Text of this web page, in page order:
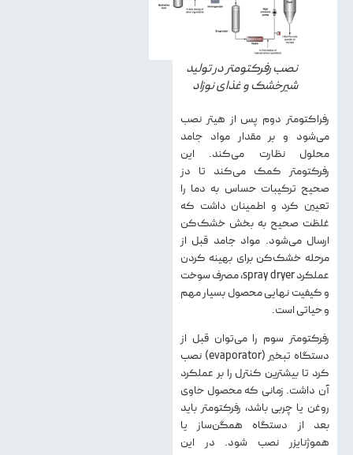
نصب رفرکتومتر در تولید
شیرخشک و غذای نوزاد
رفراکتومتر دوم پس از هیتر نصب
می‌شود و بر مقدار مواد جامد
محلول نظارت می‌کند. این
رفرکتومتر کمک می‌کند تا دز
صحیح ترکیبات حساس به دما را
تعیین کرد و اطمینان داشت که
غلظت صحیح به بخش خشک‌کن
ارسال می‌شود. مواد جامد قبل از
مرحله خشک‌کن برای بهینه کردن
عملکرد spray dryer، مصرف سوخت
و کیفیت نهایی محصول بسیار مهم
و حیاتی است.
رفرکتومتر سوم را می‌توان قبل از
دستگاه تبخیر (evaporator) نصب
کرد تا بیشترین کنترل را بر عملکرد
آن داشت. زمانی که محصول حاوی
روغن یا چربی باشد، رفرکتومتر باید
بعد از دستگاه همگن‌ساز یا
هموژنایزر نصب شود. در این